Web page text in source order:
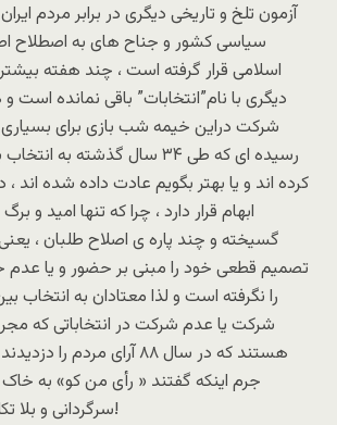
آزمون تلخ و تاريخی ديگری در برابر مردم
سياسی کشور و جناح های به اصطلاح
اسلامی قرار گرفته است ، چند هفته
ديگری با نام”انتخابات” باقی نمانده
شرکت دراين خيمه شب بازی برای
رسيده ای که طی ۳۴ سال گذشته
کرده اند و يا بهتر بگويم عادت داده شده اند ،
ابهام قرار دارد ، چرا که تنها اميد و
گسيخته و چند پاره ی اصلاح طلبان ،
تصميم قطعی خود را مبنی بر حضور و يا عدم
را نگرفته است و لذا معتادان به انتخاب
شرکت يا عدم شرکت در انتخاباتی که
هستند که در سال ۸۸ آرای مردم
جرم اينکه گفتند « رأی من کو» به
سرگردانی و بلا تکليفی باقی مانده اند!